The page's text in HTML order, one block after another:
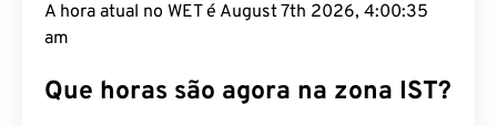
A hora atual no WET é August 7th 2026, 4:00:36
am
Que horas são agora na zona IST?